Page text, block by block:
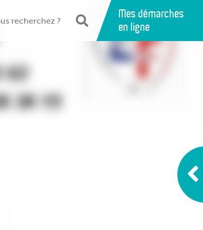
Mes démarches
en ligne